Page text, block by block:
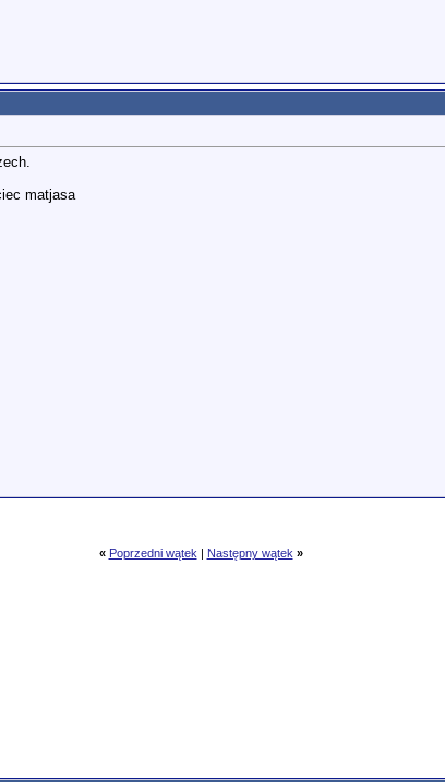
matjasa
« Poprzedni wątek | Następny wątek »